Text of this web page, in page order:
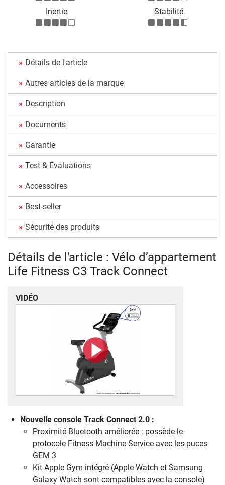
Inertie Stabilité
Détails de l'article
Autres articles de la marque
Description
Documents
Garantie
Test & Évaluations
Accessoires
Best-seller
Sécurité des produits
Détails de l'article : Vélo d’appartement
Life Fitness C3 Track Connect
VIDÉO
Nouvelle console Track Connect 2.0 :
Proximité Bluetooth améliorée : possède le
protocole Fitness Machine Service avec les puces
GEM 3
Kit Apple Gym intégré (Apple Watch et Samsung
Galaxy Watch sont compatibles avec la console)